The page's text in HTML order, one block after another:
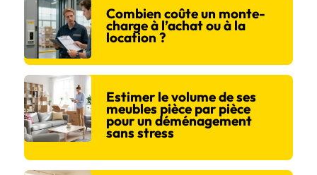
Combien coûte un monte-
charge à l’achat ou à la
location ?
Estimer le volume de ses
meubles pièce par pièce
pour un déménagement
sans stress